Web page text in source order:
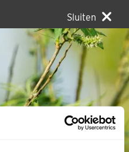
Sluiten